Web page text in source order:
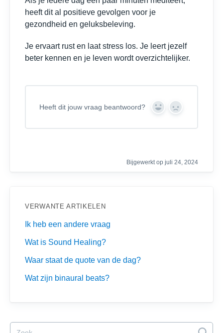
heeft dit al positieve gevolgen voor je
gezondheid en geluksbeleving.
Je ervaart rust en laat stress los. Je leert jezelf
beter kennen en je leven wordt overzichtelijker.
Heeft dit jouw vraag beantwoord?
Y
s
N
Bijgewerkt op juli 24, 2024
VERWANTE ARTIKELEN
Ik heb een andere vraag
Wat is Sound Healing?
Waar staat de quote van de dag?
Wat zijn binaural beats?